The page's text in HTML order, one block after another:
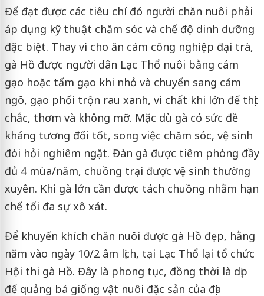
Để đạt được các tiêu chí đó người chăn nuôi phải
áp dụng kỹ thuật chăm sóc và chế độ dinh dưỡng
đặc biệt. Thay vì cho ăn cám công nghiệp đại trà,
gà Hồ được người dân Lạc Thổ nuôi bằng cám
gạo hoặc tấm gạo khi nhỏ và chuyển sang cám
ngô, gạo phối trộn rau xanh, vi chất khi lớn để thịt
chắc, thơm và không mỡ. Mặc dù gà có sức đề
kháng tương đối tốt, song việc chăm sóc, vệ sinh
đòi hỏi nghiêm ngặt. Đàn gà được tiêm phòng đầy
đủ 4 mùa/năm, chuồng trại được vệ sinh thường
xuyên. Khi gà lớn cần được tách chuồng nhằm hạn
chế tối đa sự xô xát.
Để khuyến khích chăn nuôi được gà Hồ đẹp, hằng
năm vào ngày 10/2 âm lịch, tại Lạc Thổ lại tổ chức
Hội thi gà Hồ. Đây là phong tục, đồng thời là dịp
để quảng bá giống vật nuôi đặc sản của địa